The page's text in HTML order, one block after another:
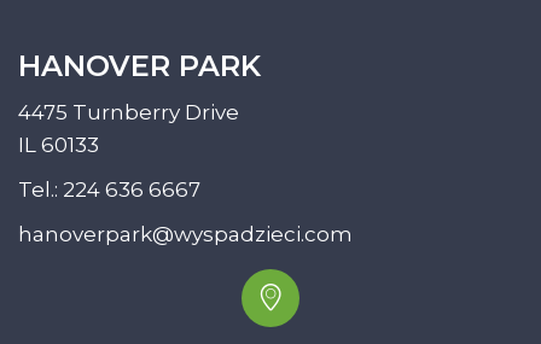
HANOVER PARK
4475 Turnberry Drive
IL 60133
Tel.: 224 636 6667
hanoverpark@wyspadzieci.com